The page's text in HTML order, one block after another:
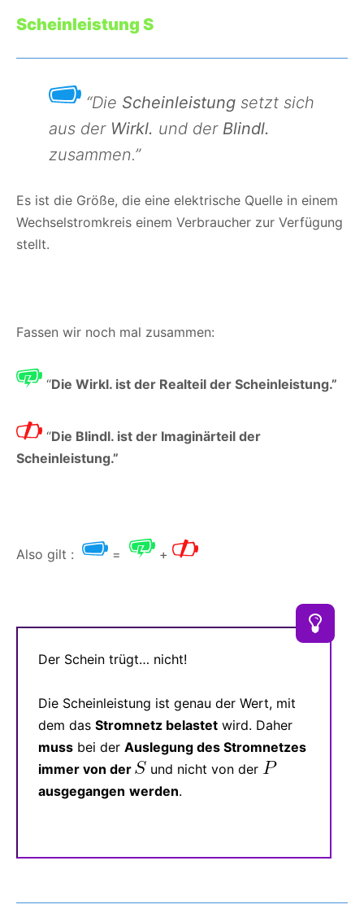
Scheinleistung S
“Die Scheinleistung setzt sich
aus der Wirkl. und der Blindl.
zusammen.”
Es ist die Größe, die eine elektrische Quelle in einem
Wechselstromkreis einem Verbraucher zur Verfügung
stellt.
Fassen wir noch mal zusammen:
“Die Wirkl. ist der Realteil der Scheinleistung.”
“Die Blindl. ist der Imaginärteil der
Scheinleistung.”
Also gilt : = +
Der Schein trügt… nicht!
Die Scheinleistung ist genau der Wert, mit
dem das Stromnetz belastet wird. Daher
muss bei der Auslegung des Stromnetzes
immer von der
und nicht von der
ausgegangen werden.